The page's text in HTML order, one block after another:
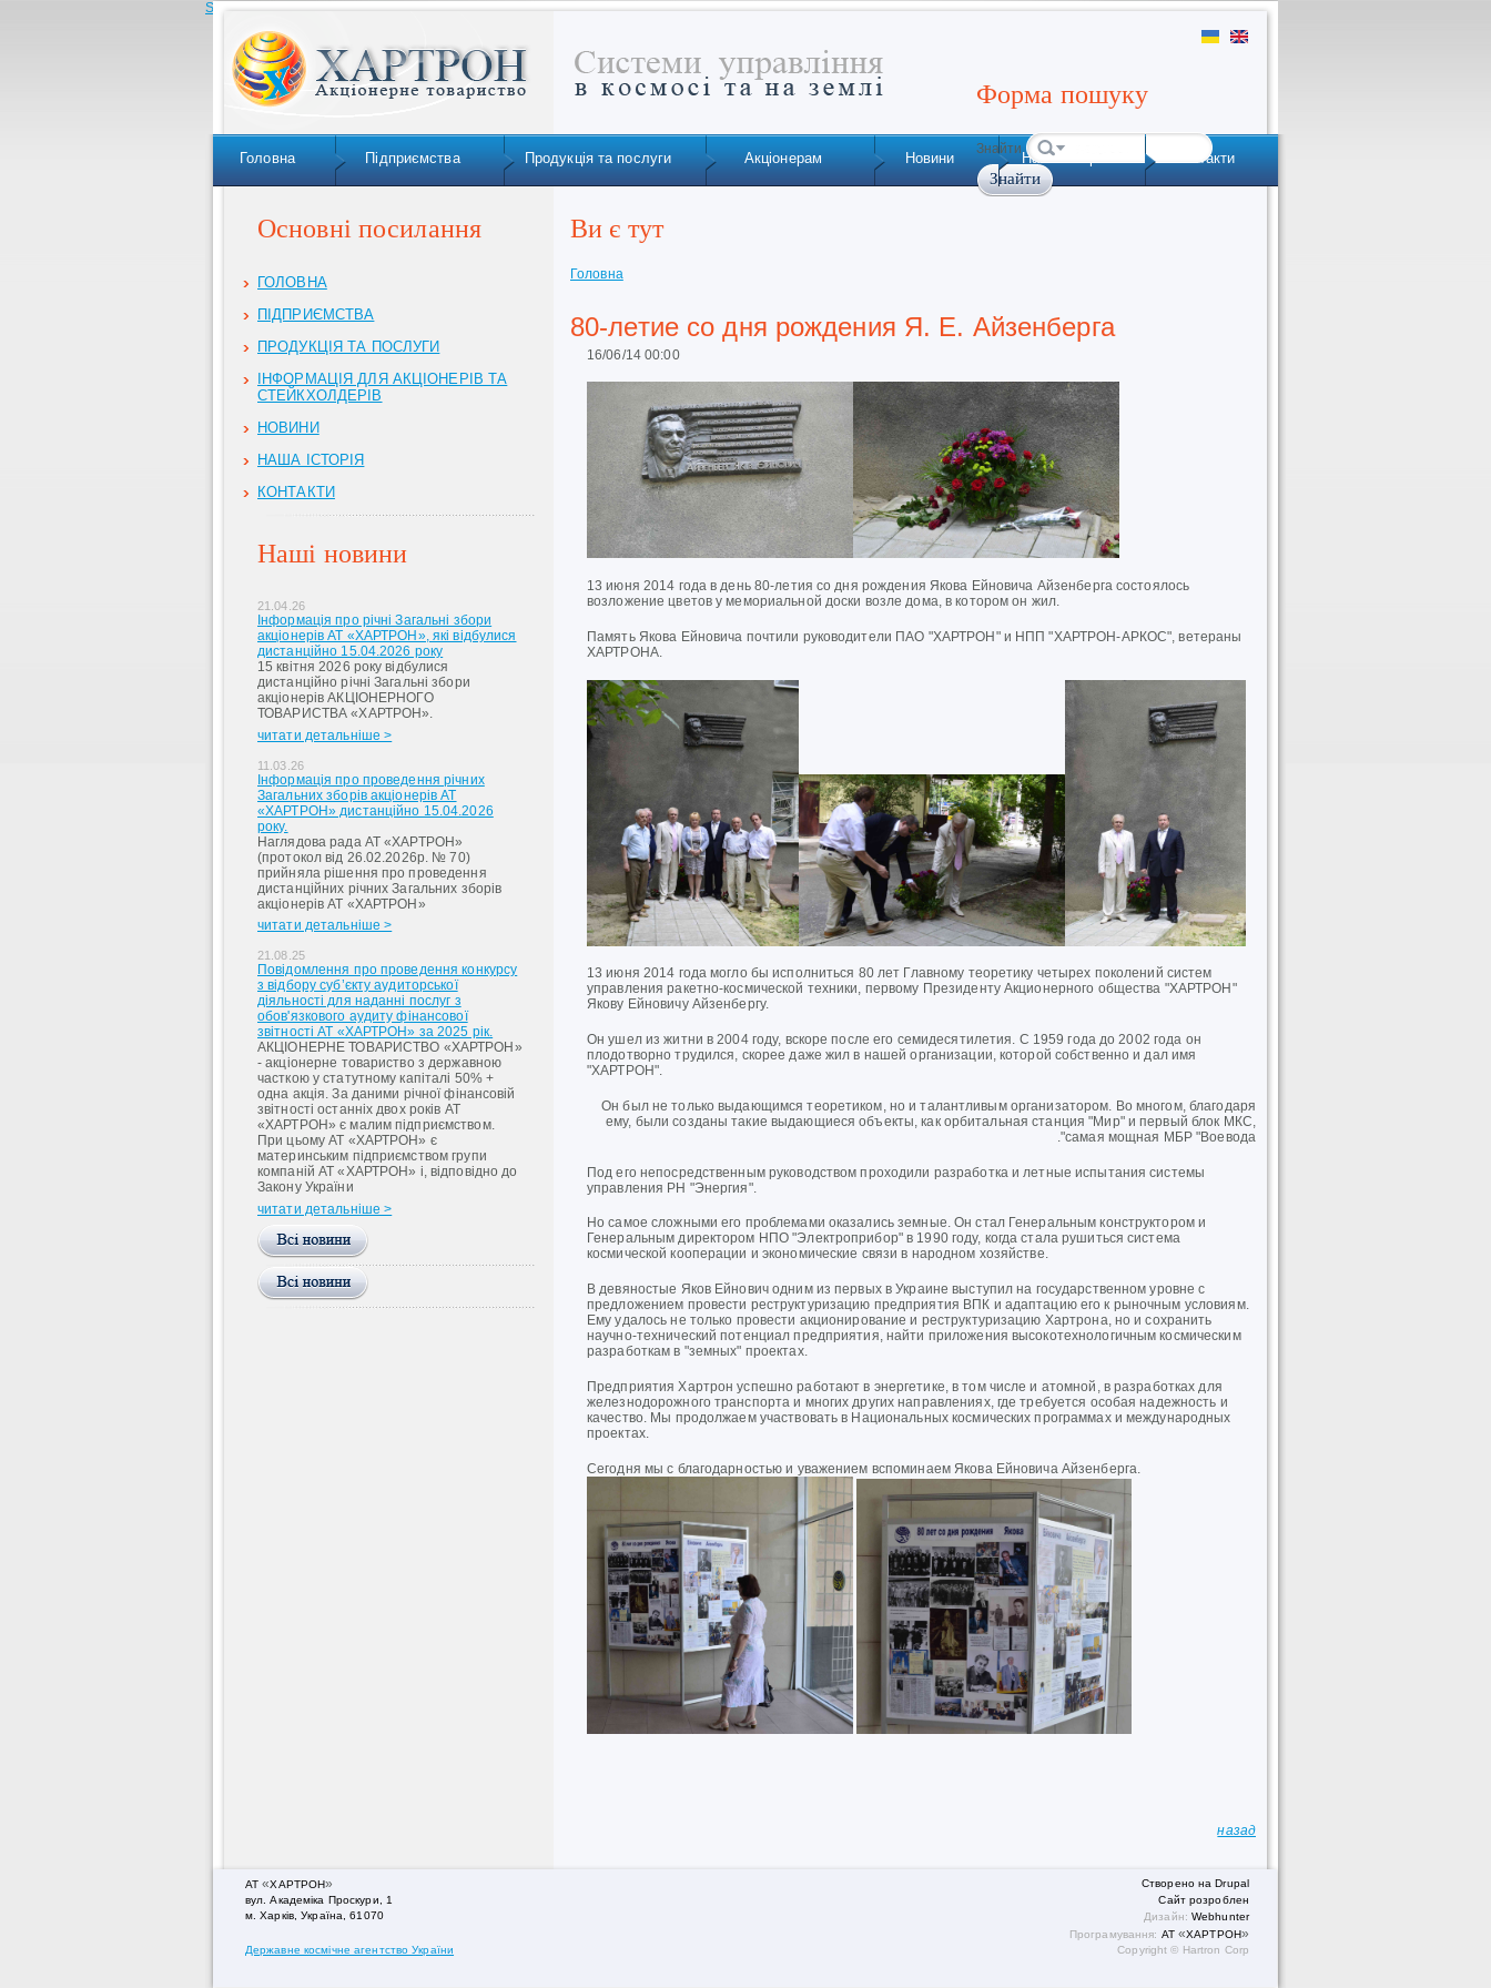
Skip to navigation
Форма пошуку
Знайти
Головна Підприємства Продукція та послуги Акціонерам Новини Наша історія Контакти
Основні посилання
ГОЛОВНА
ПІДПРИЄМСТВА
ПРОДУКЦІЯ ТА ПОСЛУГИ
ІНФОРМАЦІЯ ДЛЯ АКЦІОНЕРІВ ТА
СТЕЙКХОЛДЕРІВ
НОВИНИ
НАША ІСТОРІЯ
КОНТАКТИ
Наші новини
21.04.26
Інформація про річні Загальні збори
акціонерів АТ «ХАРТРОН», які відбулися
дистанційно 15.04.2026 року
15 квітня 2026 року відбулися
дистанційно річні Загальні збори
акціонерів АКЦІОНЕРНОГО
ТОВАРИСТВА «ХАРТРОН».
читати детальніше >
11.03.26
Інформація про проведення річних
Загальних зборів акціонерів АТ
«ХАРТРОН» дистанційно 15.04.2026
року.
Наглядова рада АТ «ХАРТРОН»
(протокол від 26.02.2026р. № 70)
прийняла рішення про проведення
дистанційних річних Загальних зборів
акціонерів АТ «ХАРТРОН»
читати детальніше >
21.08.25
Повідомлення про проведення конкурсу
з відбору суб’єкту аудиторської
діяльності для наданні послуг з
обов'язкового аудиту фінансової
звітності АТ «ХАРТРОН» за 2025 рік.
АКЦІОНЕРНЕ ТОВАРИСТВО «ХАРТРОН»
- акціонерне товариство з державною
часткою у статутному капіталі 50% +
одна акція. За даними річної фінансовій
звітності останніх двох років АТ
«ХАРТРОН» є малим підприємством.
При цьому АТ «ХАРТРОН» є
материнським підприємством групи
компаній АТ «ХАРТРОН» і, відповідно до
Закону України
читати детальніше >
Ви є тут
Головна
80-летие со дня рождения Я. Е. Айзенберга
16/06/14 00:00
13 июня 2014 года в день 80-летия со дня рождения Якова Ейновича Айзенберга состоялось
возложение цветов у мемориальной доски возле дома, в котором он жил.
Память Якова Ейновича почтили руководители ПАО "ХАРТРОН" и НПП "ХАРТРОН-АРКОС", ветераны
ХАРТРОНА.
13 июня 2014 года могло бы исполниться 80 лет Главному теоретику четырех поколений систем
управления ракетно-космической техники, первому Президенту Акционерного общества "ХАРТРОН"
Якову Ейновичу Айзенбергу.
Он ушел из житни в 2004 году, вскоре после его семидесятилетия. С 1959 года до 2002 года он
плодотворно трудился, скорее даже жил в нашей организации, которой собственно и дал имя
"ХАРТРОН".
Он был не только выдающимся теоретиком, но и талантливым организатором. Во многом, благодаря
ему, были созданы такие выдающиеся объекты, как орбитальная станция "Мир" и первый блок МКС,
самая мощная МБР "Воевода".
Под его непосредственным руководством проходили разработка и летные испытания системы
управления РН "Энергия".
Но самое сложными его проблемами оказались земные. Он стал Генеральным конструктором и
Генеральным директором НПО "Электроприбор" в 1990 году, когда стала рушиться система
космической кооперации и экономические связи в народном хозяйстве.
В девяностые Яков Ейнович одним из первых в Украине выступил на государственном уровне с
предложением провести реструктуризацию предприятия ВПК и адаптацию его к рыночным условиям.
Ему удалось не только провести акционирование и реструктуризацию Хартрона, но и сохранить
научно-технический потенциал предприятия, найти приложения высокотехнологичным космическим
разработкам в "земных" проектах.
Предприятия Хартрон успешно работают в энергетике, в том числе и атомной, в разработках для
железнодорожного транспорта и многих других направлениях, где требуется особая надежность и
качество. Мы продолжаем участвовать в Национальных космических программах и международных
проектах.
Сегодня мы с благодарностью и уважением вспоминаем Якова Ейновича Айзенберга.
назад
АТ«ХАРТРОН»
Створено на Drupal
вул. Академiка Проскури, 1
Сайт розроблен
м. Харків, Україна, 61070
Дизайн: Webhunter
Програмування: АТ «ХАРТРОН»
Державне космічне агентство України Copyright © Hartron Corp